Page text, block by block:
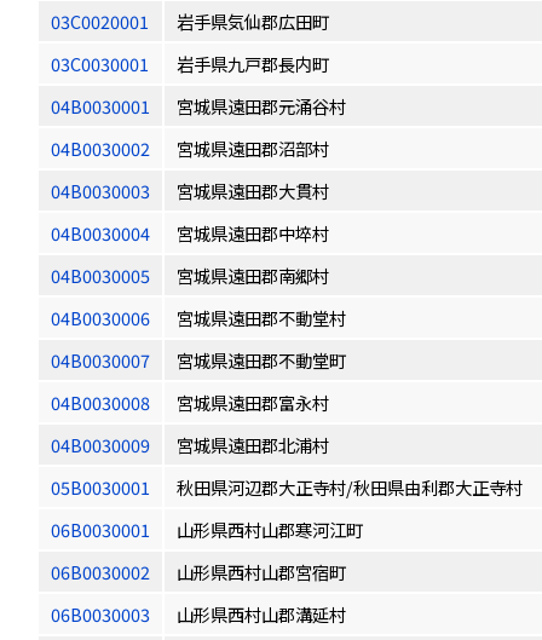
03C0020001
岩手県気仙郡広田町
03C0030001
岩手県九戸郡長内町
04B0030001
宮城県遠田郡元涌谷村
04B0030002
宮城県遠田郡沼部村
04B0030003
宮城県遠田郡大貫村
04B0030004
宮城県遠田郡中埣村
04B0030005
宮城県遠田郡南郷村
04B0030006
宮城県遠田郡不動堂村
04B0030007
宮城県遠田郡不動堂町
04B0030008
宮城県遠田郡富永村
04B0030009
宮城県遠田郡北浦村
05B0030001
秋田県河辺郡大正寺村/秋田県由利郡大正寺村
06B0030001
山形県西村山郡寒河江町
06B0030002
山形県西村山郡宮宿町
06B0030003
山形県西村山郡溝延村